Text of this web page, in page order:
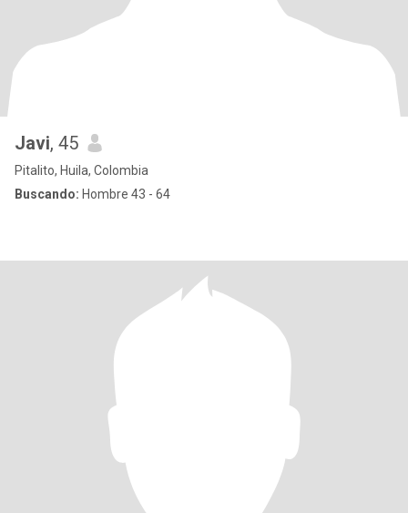
Javi, 45
Pitalito, Huila, Colombia
Buscando: Hombre 43 - 64